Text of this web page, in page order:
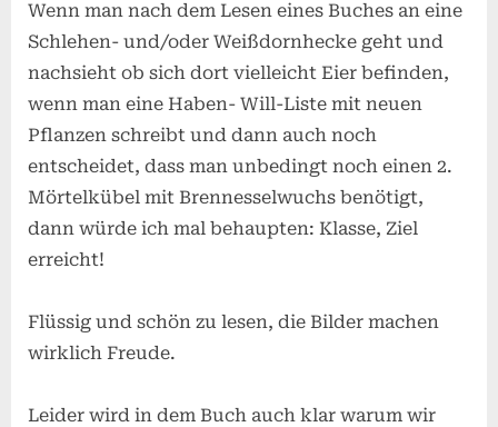
Wenn man nach dem Lesen eines Buches an eine
Schlehen- und/oder Weißdornhecke geht und
nachsieht ob sich dort vielleicht Eier befinden,
wenn man eine Haben- Will-Liste mit neuen
Pflanzen schreibt und dann auch noch
entscheidet, dass man unbedingt noch einen 2.
Mörtelkübel mit Brennesselwuchs benötigt,
dann würde ich mal behaupten: Klasse, Ziel
erreicht!
Flüssig und schön zu lesen, die Bilder machen
wirklich Freude.
Leider wird in dem Buch auch klar warum wir